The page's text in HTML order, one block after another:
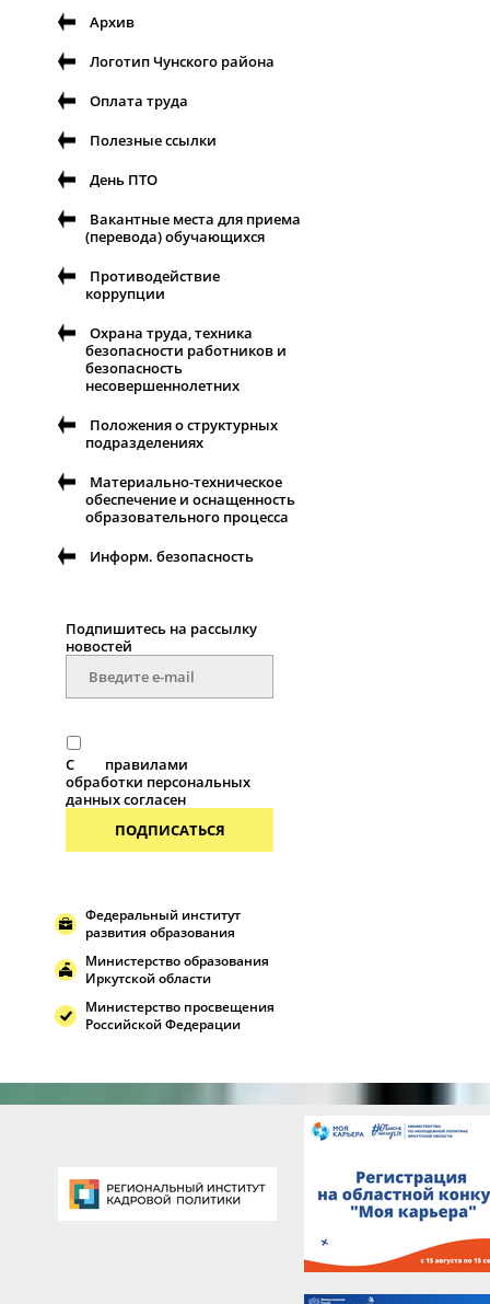
Архив
Логотип Чунского района
Оплата труда
Полезные ссылки
День ПТО
Вакантные места для приема
(перевода) обучающихся
Противодействие
коррупции
Охрана труда, техника
безопасности работников и
безопасность
несовершеннолетних
Положения о структурных
подразделениях
Материально-техническое
обеспечение и оснащенность
образовательного процесса
Информ. безопасность
Подпишитесь на рассылку
новоcтей
С
правилами
обработки персональных
данных согласен
ПОДПИСАТЬСЯ
Федеральный институт
развития образования
Министерство образования
Иркутской области
Министерство просвещения
Российской Федерации